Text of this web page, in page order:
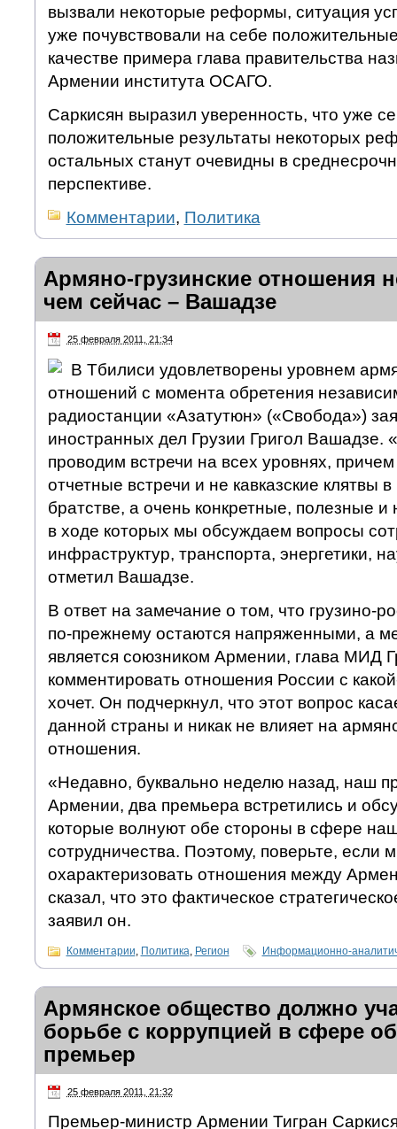
вызвали некоторые реформы, ситуация
уже почувствовали на себе
качестве примера глава правительства
Армении института ОСАГО.
Саркисян выразил уверенность, что уже
положительные результаты некоторых
остальных станут очевидны в
перспективе.
Комментарии, Политика
Армяно-грузинские отношения
чем сейчас – Вашадзе
25 февраля 2011, 21:34
В Тбилиси удовлетворены уровнем
отношений с момента обретения
радиостанции «Азатутюн» («Свобода»)
иностранных дел Грузии Григол Вашадзе.
проводим встречи на всех уровнях,
отчетные встречи и не кавказские клятвы
братстве, а очень конкретные, полезные
в ходе которых мы обсуждаем вопросы
инфраструктур, транспорта, энергетики,
отметил Вашадзе.
В ответ на замечание о том, что грузино-
по-прежнему остаются напряженными, а
является союзником Армении, глава МИД
комментировать отношения России с
хочет. Он подчеркнул, что этот вопрос
данной страны и никак не влияет на
отношения.
«Недавно, буквально неделю назад, наш
Армении, два премьера встретились и
которые волнуют обе стороны в сфере
сотрудничества. Поэтому, поверьте, если
охарактеризовать отношения между
сказал, что это фактическое
заявил он.
Комментарии Политика Регион Информационно-
Армянское общество должно
борьбе с коррупцией в сфере
премьер
25 февраля 2011, 21:32
Премьер-министр Армении Тигран